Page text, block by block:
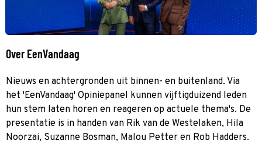
Over EenVandaag
Nieuws en achtergronden uit binnen- en buitenland. Via
het 'EenVandaag' Opiniepanel kunnen vijftigduizend leden
hun stem laten horen en reageren op actuele thema's. De
presentatie is in handen van Rik van de Westelaken, Hila
Noorzai, Suzanne Bosman, Malou Petter en Rob Hadders.